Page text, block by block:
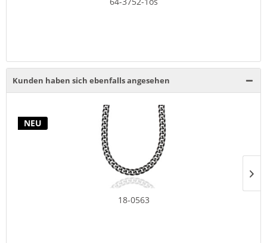
Kunden haben sich ebenfalls angesehen
NEU
18-0563